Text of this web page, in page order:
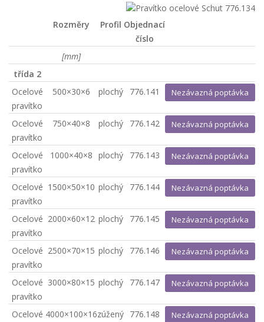
Rozměry Profil Objednací
číslo
[mm]
třída 2
Ocelové
pravítko
500×30×6 plochý 776.141 Nezávazná poptávka
Ocelové
pravítko
750×40×8 plochý 776.142 Nezávazná poptávka
Ocelové
pravítko
1000×40×8 plochý 776.143 Nezávazná poptávka
Ocelové
pravítko
1500×50×10 plochý 776.144 Nezávazná poptávka
Ocelové
pravítko
2000×60×12 plochý 776.145 Nezávazná poptávka
Ocelové
pravítko
2500×70×15 plochý 776.146 Nezávazná poptávka
Ocelové
pravítko
3000×80×15 plochý 776.147 Nezávazná poptávka
Ocelové 4000×100×16zúžený 776.148 Nezávazná poptávka